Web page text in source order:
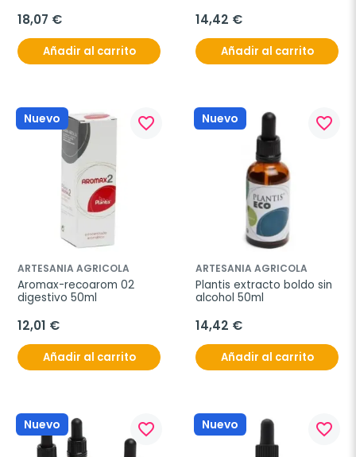
18,07 €
Añadir al carrito
14,42 €
Añadir al carrito
Nuevo favorite_border
ARTESANIA AGRICOLA
Aromax-recoarom 02
digestivo 50ml
12,01 €
Añadir al carrito
Nuevo favorite_border
ARTESANIA AGRICOLA
Plantis extracto boldo sin
alcohol 50ml
14,42 €
Añadir al carrito
Nuevo favorite_border Nuevo favorite_border